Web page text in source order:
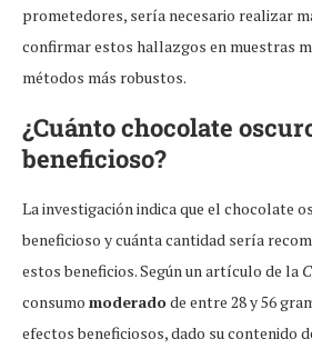
prometedores, sería necesario realizar
confirmar estos hallazgos en muestras
métodos más robustos.
¿Cuánto chocolate
beneficioso?
La investigación indica que el chocolate
beneficioso y cuánta cantidad sería
estos beneficios. Según un artículo de la
consumo moderadode entre 28 y 56
efectos beneficiosos, dado su contenido